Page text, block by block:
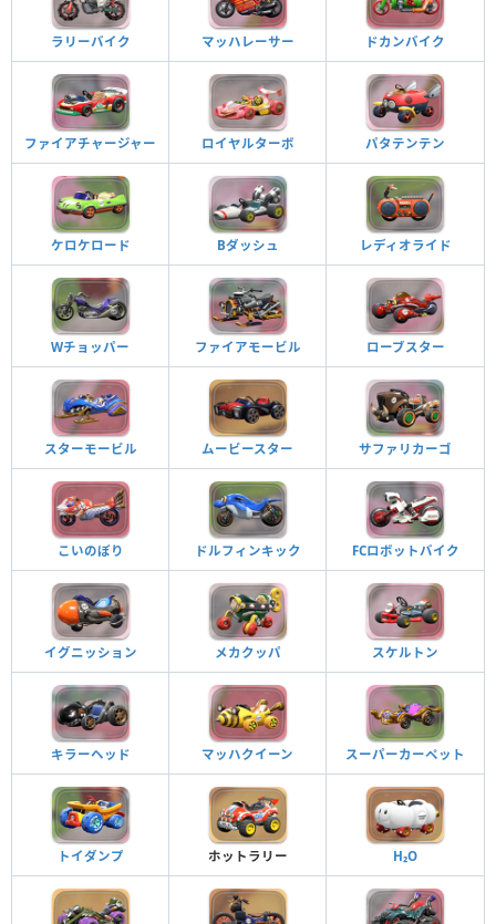
ラリーバイク マッハレーサー ドカンバイク
ファイアチャージャー ロイヤルターボ パタテンテン
ケロケロード Bダッシュ レディオライド
Wチョッパー ファイアモービル ローブスター
スターモービル ムービースター サファリカーゴ
こいのぼり ドルフィンキック FCロボットバイク
イグニッション メカクッパ スケルトン
キラーヘッド マッハクイーン スーパーカーペット
トイダンプ ホットラリー H₂O